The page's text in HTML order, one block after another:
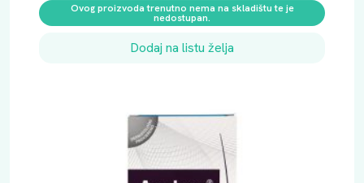
Ovog proizvoda trenutno nema na skladištu te je
nedostupan.
Dodaj na listu želja